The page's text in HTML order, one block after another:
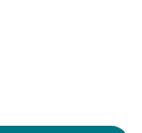
+ Zink +